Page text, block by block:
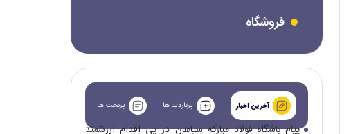
فروشگاه
آخرین اخبار پربازدید ها پربحث ها
پیام باشگاه فولاد مبارکه سپاهان در پی اقدام ارزشمند